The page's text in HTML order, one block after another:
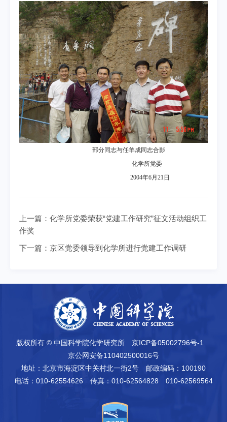
部分同志与任羊成同志合影
化学所党委
2004年6月21日
上一篇： 化学所党委荣获“党建工作研究”征文活动组织工
作奖
下一篇： 京区党委领导到化学所进行党建工作调研
版权所有 © 中国科学院化学研究所
京ICP备05002796号-1
京公网安备110402500016号
地址：北京市海淀区中关村北一街2号
邮政编码：100190
电话：010-62554626
传真：010-62564828 010-62569564